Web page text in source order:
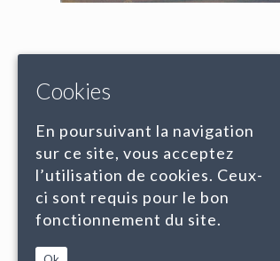
Cookies
En poursuivant la navigation
sur ce site, vous acceptez
l’utilisation de cookies. Ceux-
ci sont requis pour le bon
fonctionnement du site.